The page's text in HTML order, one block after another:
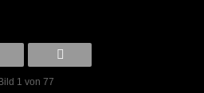
Bild 1 von 77